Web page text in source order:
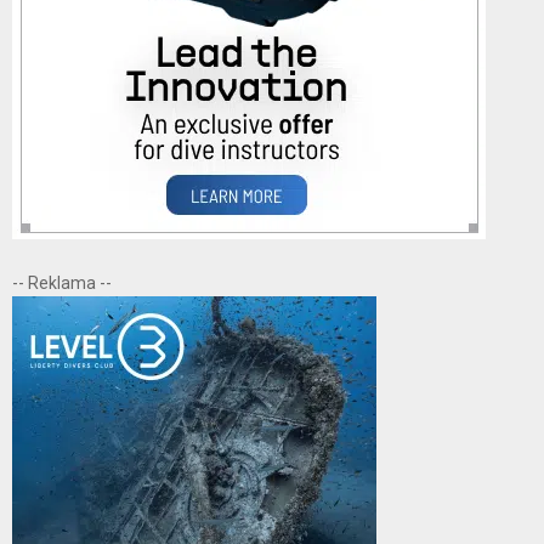
-- Reklama --